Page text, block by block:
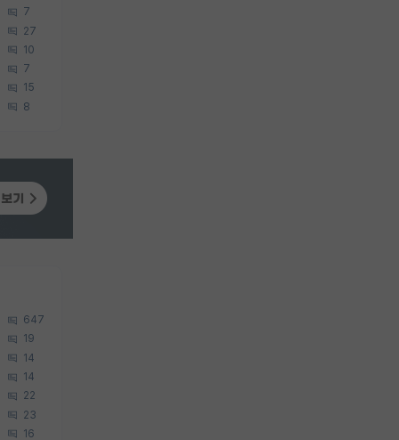
7
27
10
7
15
8
647
19
14
14
22
23
16